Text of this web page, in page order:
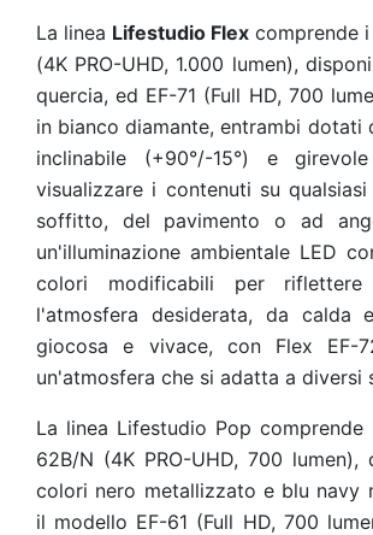
La linea Lifestudio Flex comprende
(4K PRO-UHD, 1.000 lumen),
quercia, ed EF-71 (Full HD, 700
in bianco diamante, entrambi dotati
inclinabile (+90°/-15°) e
visualizzare i contenuti su
soffitto, del pavimento o ad
un'illuminazione ambientale LED
colori modificabili per riflettere
l'atmosfera desiderata, da calda
giocosa e vivace, con Flex EF-
un'atmosfera che si adatta a diversi
La linea Lifestudio Pop
62B/N (4K PRO-UHD, 700 lumen),
colori nero metallizzato e blu navy
il modello EF-61 (Full HD, 700